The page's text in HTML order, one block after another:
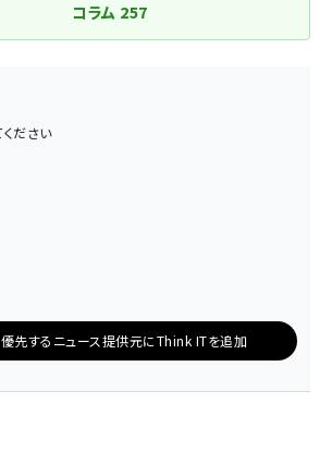
コラム 257
ださい
優先するニュース提供元にThink ITを追加